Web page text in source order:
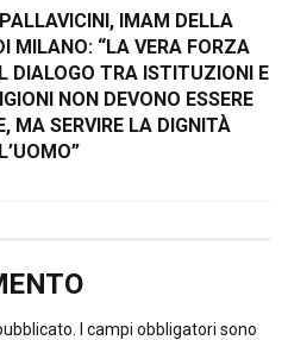
IMAM DELLA
MILANO: “LA VERA FORZA
DIALOGO TRA ISTITUZIONI E
NON DEVONO ESSERE
MA SERVIRE LA DIGNITÀ
I campi obbligatori sono